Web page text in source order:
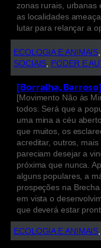
zonas rurais, urbanas
as localidades
lutar para relançar a
ECOLOGIA E ANIMAIS
SOCIAIS
PODER E
[Borralha,
[Movimento Não às
todos: Será que a
uma mina a céu
que muitos, os
acreditar, outros,
pareciam desejar a
próxima que nunca.
alguns populares, a
prospeções na
em vista o
que deverá estar
ECOLOGIA E ANIMAIS